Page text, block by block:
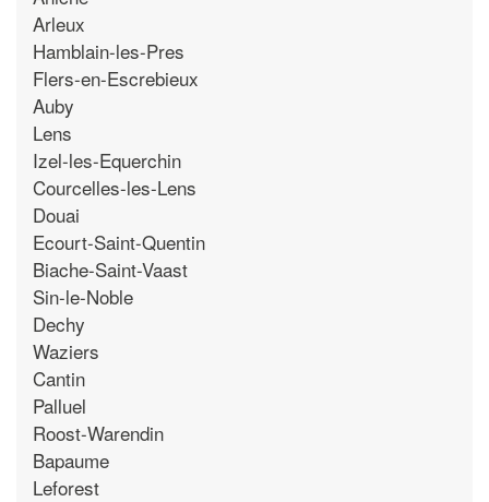
Arleux
Hamblain-les-Pres
Flers-en-Escrebieux
Auby
Lens
Izel-les-Equerchin
Courcelles-les-Lens
Douai
Ecourt-Saint-Quentin
Biache-Saint-Vaast
Sin-le-Noble
Dechy
Waziers
Cantin
Palluel
Roost-Warendin
Bapaume
Leforest